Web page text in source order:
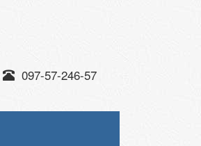
097-57-246-57